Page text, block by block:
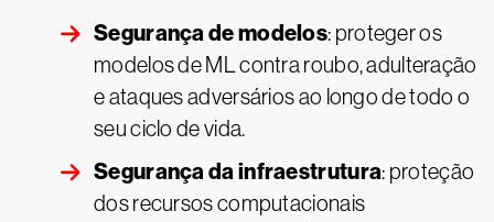
Segurança de modelos: proteger os
modelos de ML contra roubo, adulteração
e ataques adversários ao longo de todo o
seu ciclo de vida.
Segurança da infraestrutura: proteção
dos recursos computacionais